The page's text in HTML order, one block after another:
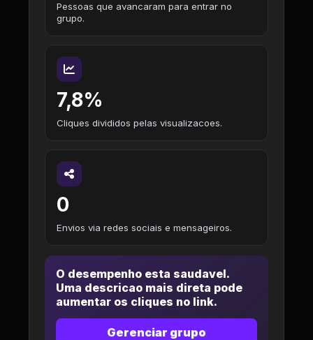
Pessoas que avancaram para entrar no
grupo.
7,8%
Cliques divididos pelas visualizacoes.
0
Envios via redes sociais e mensageiros.
O desempenho esta saudavel.
Uma descricao mais direta pode
aumentar os cliques no link.
Gerenciar grupo